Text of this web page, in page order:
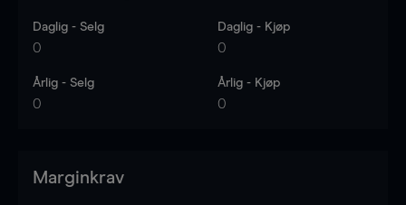
Daglig - Selg
0
Daglig - Kjøp
0
Årlig - Selg
0
Årlig - Kjøp
0
Marginkrav